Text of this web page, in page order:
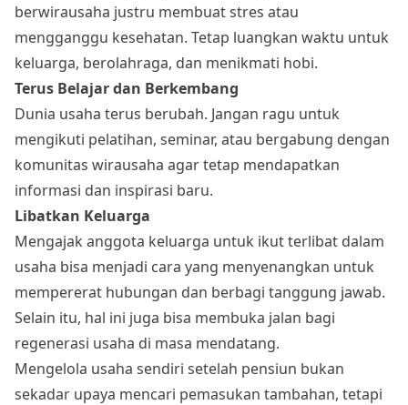
berwirausaha justru membuat stres atau
mengganggu kesehatan. Tetap luangkan waktu untuk
keluarga, berolahraga, dan menikmati hobi.
Terus Belajar dan Berkembang
Dunia usaha terus berubah. Jangan ragu untuk
mengikuti pelatihan, seminar, atau bergabung dengan
komunitas wirausaha agar tetap mendapatkan
informasi dan inspirasi baru.
Libatkan Keluarga
Mengajak anggota keluarga untuk ikut terlibat dalam
usaha bisa menjadi cara yang menyenangkan untuk
mempererat hubungan dan berbagi tanggung jawab.
Selain itu, hal ini juga bisa membuka jalan bagi
regenerasi usaha di masa mendatang.
Mengelola usaha sendiri setelah pensiun bukan
sekadar upaya mencari pemasukan tambahan, tetapi